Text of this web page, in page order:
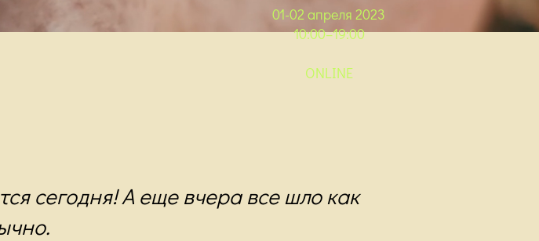
сегодня! А еще вчера все шло как
01-02 апреля 2023
10:00–19:00
ONLINE